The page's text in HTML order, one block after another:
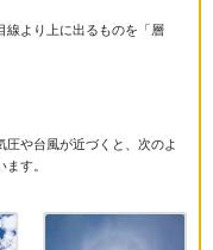
線より上に出るものを「層
や台風が近づくと、次のよ
す。